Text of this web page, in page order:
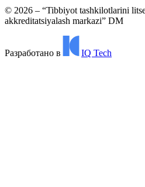
© 2026 – “Tibbiyot tashkilotlarini
akkreditatsiyalash markazi” DM
Разработано в IQ Tech